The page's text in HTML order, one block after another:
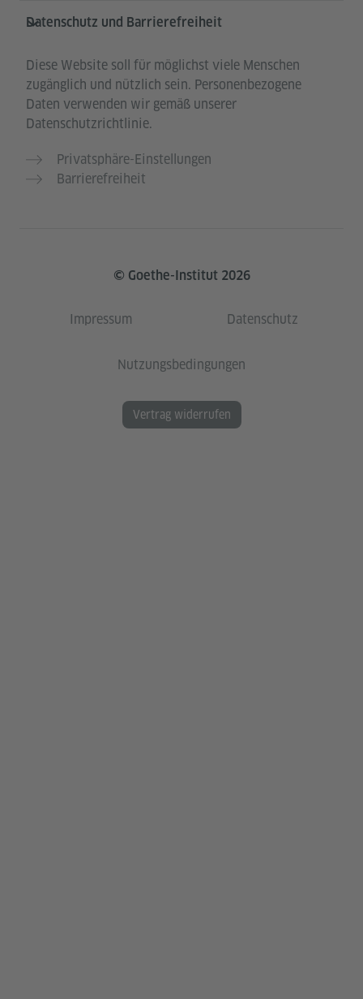
Datenschutz und Barrierefreiheit
Diese Website soll für möglichst viele Menschen
zugänglich und nützlich sein. Personenbezogene
Daten verwenden wir gemäß unserer
Datenschutzrichtlinie.
Privatsphäre-Einstellungen
Barrierefreiheit
© Goethe-Institut 2026
Impressum Datenschutz
Nutzungsbedingungen
Vertrag widerrufen